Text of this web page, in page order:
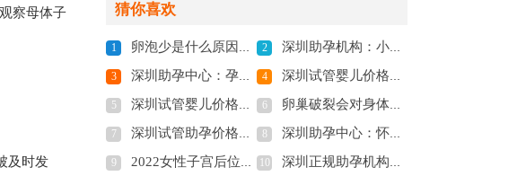
察母体子
及时发
猜你喜欢
1 卵泡少是什么原因引起的,卵泡少是什么原因导致的 2 深圳助孕机构：小孩高烧反反复复如何正确处理,小孩高烧反复发作怎么办
3 深圳助孕中心：孕吐厉害与胎儿性别关系不大，揭秘孕吐严重的四大原因 4 深圳试管婴儿价格：结扎复通后多久可以怀孕,复通手术后一般多久能怀上
5 深圳试管婴儿价格：孕期发烧对胎儿有没有影响,孕妇发烧怎么物理降温 6 卵巢破裂会对身体产生什么影响呢？看完就有结果了
7 深圳试管助孕价格：宝宝说话晚是不是智力低？超过这个标准，家长们就要提高警惕了！ 8 深圳助孕中心：怀孕得了乙肝一定要注意，不要妄想孕期会自愈
9 2022女性子宫后位做试管婴儿能够成功吗- 10 深圳正规助孕机构：肋骨神经痛的症状一览，教你这5个应对方法